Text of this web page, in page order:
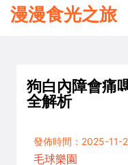
漫漫食光之旅
狗白內障會痛
全解析
發佈時間：2025-11-
毛球樂園